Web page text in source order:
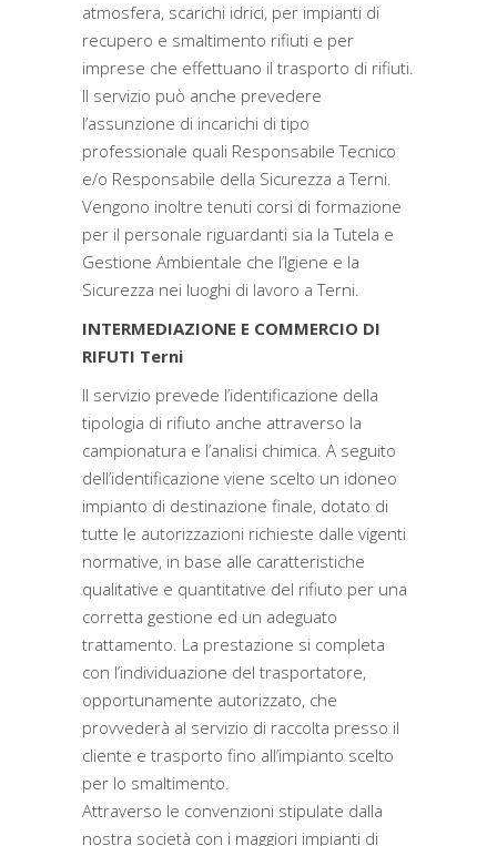
atmosfera, scarichi idrici, per impianti di
recupero e smaltimento rifiuti e per
imprese che effettuano il trasporto di rifiuti.
Il servizio può anche prevedere
l’assunzione di incarichi di tipo
professionale quali Responsabile Tecnico
e/o Responsabile della Sicurezza a Terni.
Vengono inoltre tenuti corsi di formazione
per il personale riguardanti sia la Tutela e
Gestione Ambientale che l’Igiene e la
Sicurezza nei luoghi di lavoro a Terni.
INTERMEDIAZIONE E COMMERCIO DI
RIFUTI Terni
Il servizio prevede l’identificazione della
tipologia di rifiuto anche attraverso la
campionatura e l’analisi chimica. A seguito
dell’identificazione viene scelto un idoneo
impianto di destinazione finale, dotato di
tutte le autorizzazioni richieste dalle vigenti
normative, in base alle caratteristiche
qualitative e quantitative del rifiuto per una
corretta gestione ed un adeguato
trattamento. La prestazione si completa
con l’individuazione del trasportatore,
opportunamente autorizzato, che
provvederà al servizio di raccolta presso il
cliente e trasporto fino all’impianto scelto
per lo smaltimento.
Attraverso le convenzioni stipulate dalla
nostra società con i maggiori impianti di